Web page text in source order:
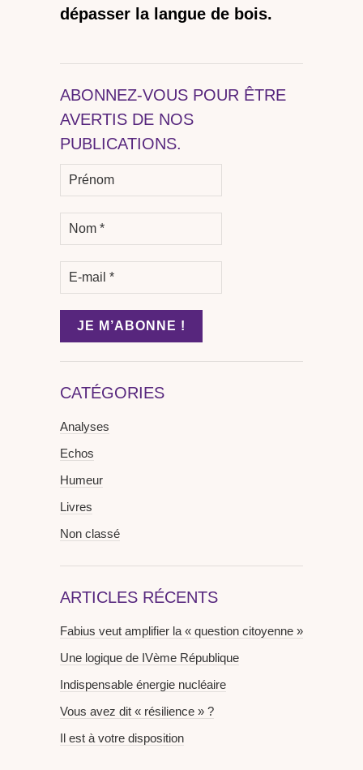
dépasser la langue de bois.
ABONNEZ-VOUS POUR ÊTRE
AVERTIS DE NOS
PUBLICATIONS.
CATÉGORIES
Analyses
Echos
Humeur
Livres
Non classé
ARTICLES RÉCENTS
Fabius veut amplifier la « question citoyenne »
Une logique de IVème République
Indispensable énergie nucléaire
Vous avez dit « résilience » ?
Il est à votre disposition